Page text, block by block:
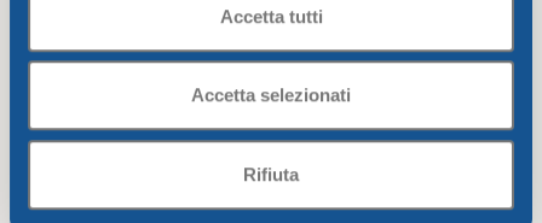
Accetta tutti
Accetta selezionati
Rifiuta